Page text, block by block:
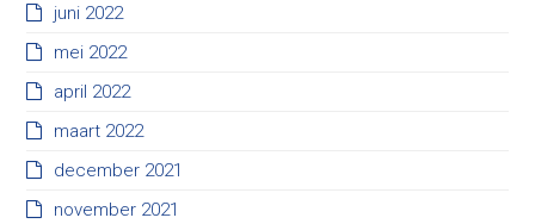
juni 2022
mei 2022
april 2022
maart 2022
december 2021
november 2021